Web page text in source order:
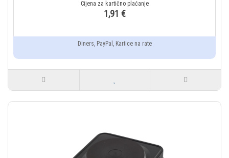
1,91 €
Diners, PayPal, Kartice na rate